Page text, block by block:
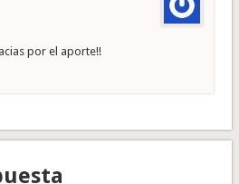
por el aporte!!